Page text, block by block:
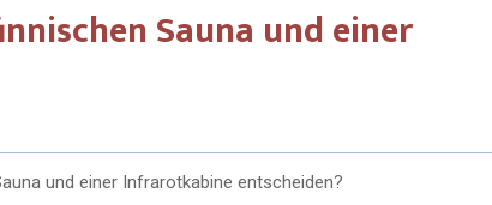
Sauna und einer
und einer Infrarotkabine entscheiden?